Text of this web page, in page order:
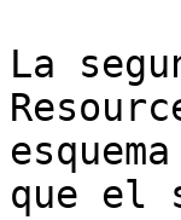
La
que el